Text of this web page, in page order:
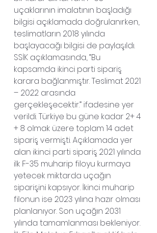
uçaklarının imalatının başladığı
bilgisi açıklamada doğrulanırken,
teslimatların 2018 yılında
başlayacağı bilgisi de paylaşıldı.
SSİK açıklamasında, “Bu
kapsamda ikinci parti sipariş
karara bağlanmıştır. Teslimat 2021
– 2022 arasında
gerçekleşecektir.” ifadesine yer
verildi. Türkiye bu güne kadar 2+ 4
+ 8 olmak üzere toplam 14 adet
sipariş vermişti. Açıklamada yer
alan ikinci parti sipariş 2021 yılında
ilk F-35 muharip filoyu kurmaya
yetecek miktarda uçağın
siparişini kapsıyor. İkinci muharip
filonun ise 2023 yılına hazır olması
planlanıyor. Son uçağın 2031
yılında tamamlanması bekleniyor.